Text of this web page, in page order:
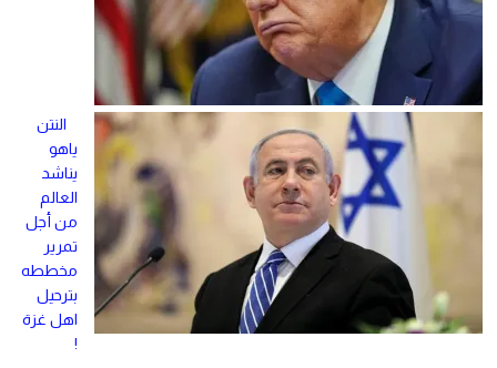
النتن
ياهو
يناشد
العالم
من أجل
تمرير
مخططه
بترحيل
اهل غزة
!